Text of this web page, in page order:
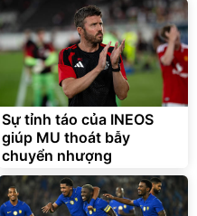
Sự tỉnh táo của INEOS
giúp MU thoát bẫy
chuyển nhượng